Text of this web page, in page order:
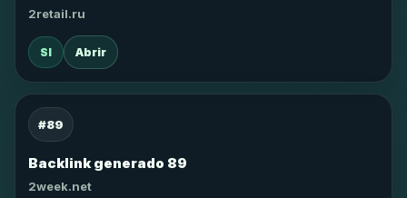
2retail.ru
SI Abrir
#89
Backlink generado 89
2week.net